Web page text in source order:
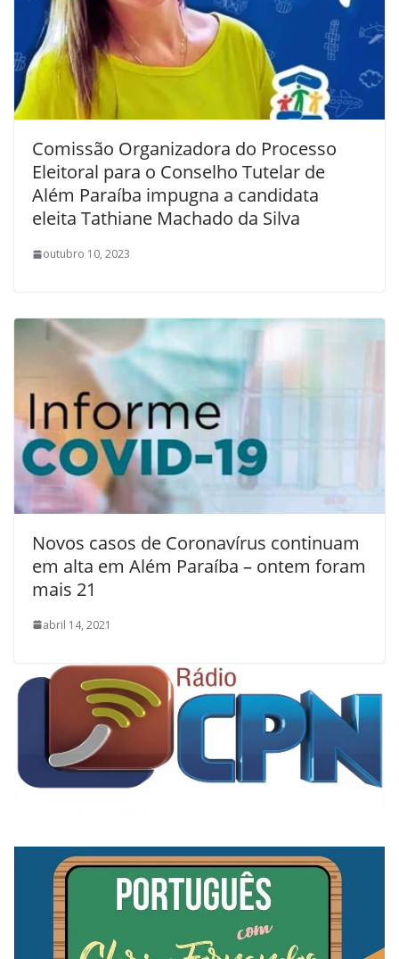
Comissão Organizadora do Processo
Eleitoral para o Conselho Tutelar de
Além Paraíba impugna a candidata
eleita Tathiane Machado da Silva
outubro 10, 2023
Novos casos de Coronavírus continuam
em alta em Além Paraíba – ontem foram
mais 21
abril 14, 2021